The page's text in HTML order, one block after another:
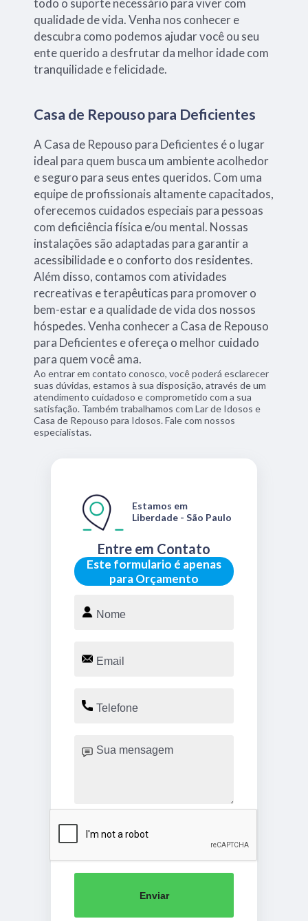
todo o suporte necessário para viver com
qualidade de vida. Venha nos conhecer e
descubra como podemos ajudar você ou seu
ente querido a desfrutar da melhor idade com
tranquilidade e felicidade.
Casa de Repouso para Deficientes
A Casa de Repouso para Deficientes é o lugar
ideal para quem busca um ambiente acolhedor
e seguro para seus entes queridos. Com uma
equipe de profissionais altamente capacitados,
oferecemos cuidados especiais para pessoas
com deficiência física e/ou mental. Nossas
instalações são adaptadas para garantir a
acessibilidade e o conforto dos residentes.
Além disso, contamos com atividades
recreativas e terapêuticas para promover o
bem-estar e a qualidade de vida dos nossos
hóspedes. Venha conhecer a Casa de Repouso
para Deficientes e ofereça o melhor cuidado
para quem você ama.
Ao entrar em contato conosco, você poderá esclarecer
suas dúvidas, estamos à sua disposição, através de um
atendimento cuidadoso e comprometido com a sua
satisfação. Também trabalhamos com Lar de Idosos e
Casa de Repouso para Idosos. Fale com nossos
especialistas.
Este formulario é apenas
para Orçamento
Entre em Contato
Estamos em
Liberdade - São Paulo
Enviar